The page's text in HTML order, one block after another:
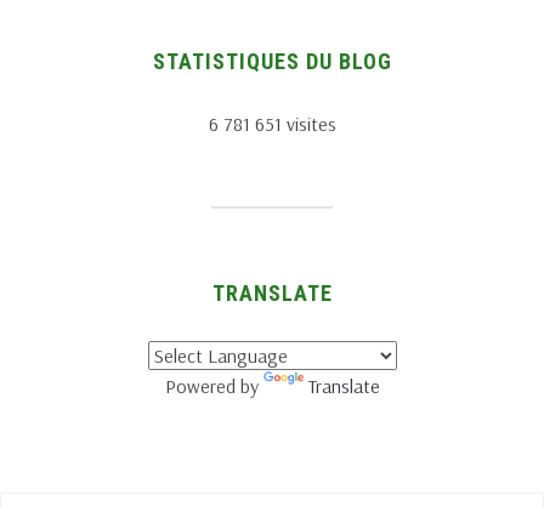
STATISTIQUES DU BLOG
6 781 651 visites
TRANSLATE
Powered by Translate